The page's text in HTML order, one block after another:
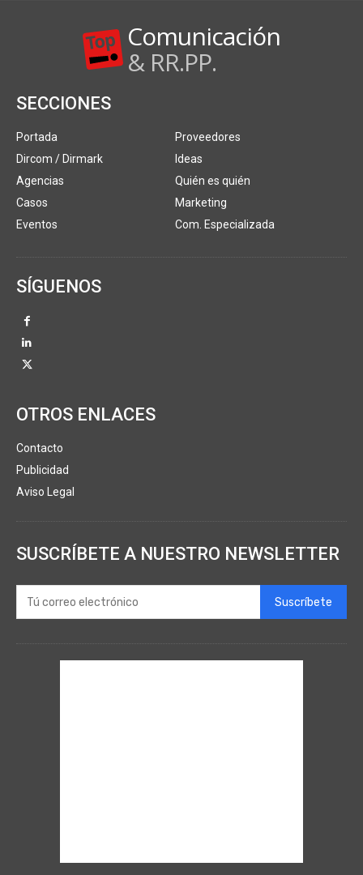
Comunicación
& RR.PP.
SECCIONES
Portada
Dircom / Dirmark
Agencias
Casos
Eventos
Proveedores
Ideas
Quién es quién
Marketing
Com. Especializada
SÍGUENOS
OTROS ENLACES
Contacto
Publicidad
Aviso Legal
SUSCRÍBETE A NUESTRO NEWSLETTER
Suscríbete